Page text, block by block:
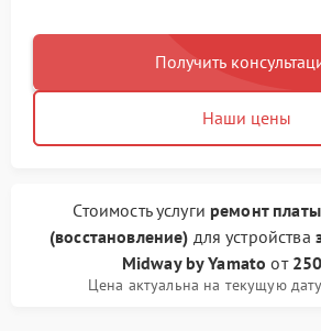
Получить
Наши цены
Стоимость услуги ремонт
(восстановление) для устройства
Midway by Yamatoот
Цена актуальна на текущую